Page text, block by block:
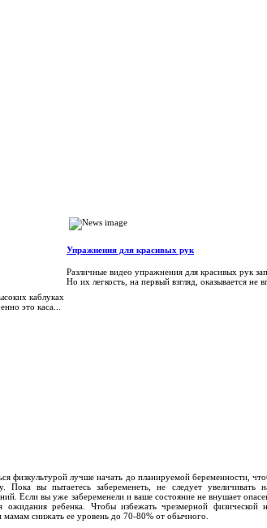
каблуках
это каса...
Упражнения для красивых рук
Различные видео упражнения для красивых рук
Но их легкость, на первый взгляд, оказывается не
физкультурой лучше начать до планируемой беременности,
Пока вы пытаетесь забеременеть, не следует увеличивать
Если вы уже забеременели и ваше состояние не внушает
ожидания ребенка. Чтобы избежать чрезмерной физической
снижать ее уровень до 70-80% от обычного.